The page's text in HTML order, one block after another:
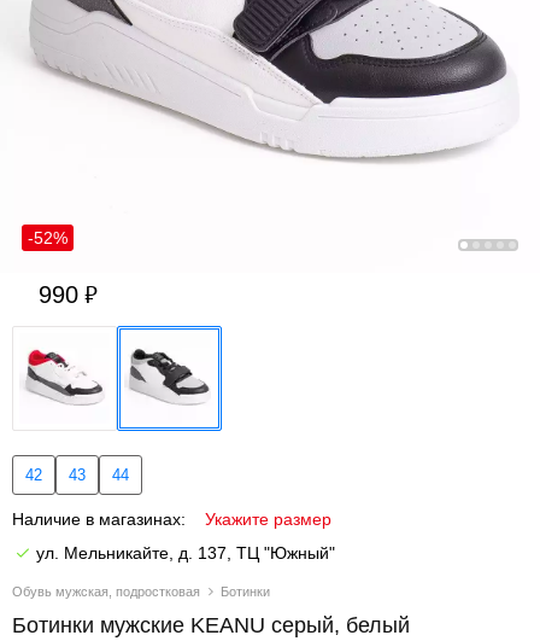
Обувь мужская, подростковая Ботинки
Ботинки мужские KEANU серый, белый
-52%
990
42 43 44
Наличие в магазинах:
Укажите размер
ул. Мельникайте, д. 137, ТЦ "Южный"